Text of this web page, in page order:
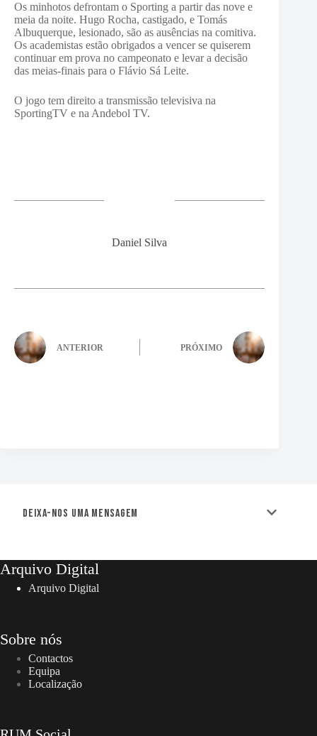
Os minhotos defrontam o Sporting a partir das nove e
meia da noite. Hugo Rocha, castigado, e Tomás
Albuquerque, lesionado, são as ausências na comitiva.
Os academistas estão obrigados a vencer se quiserem
continuar em prova no campeonato e levar a decisão
das meias-finais para o Flávio Sá Leite.
O jogo tem direito a transmissão televisiva na
SportingTV e na Andebol TV.
Daniel Silva
ANTERIOR PRÓXIMO
Deixa-nos uma mensagem
Arquivo Digital
Arquivo Digital
Sobre nós
Contactos
Equipa
Localização